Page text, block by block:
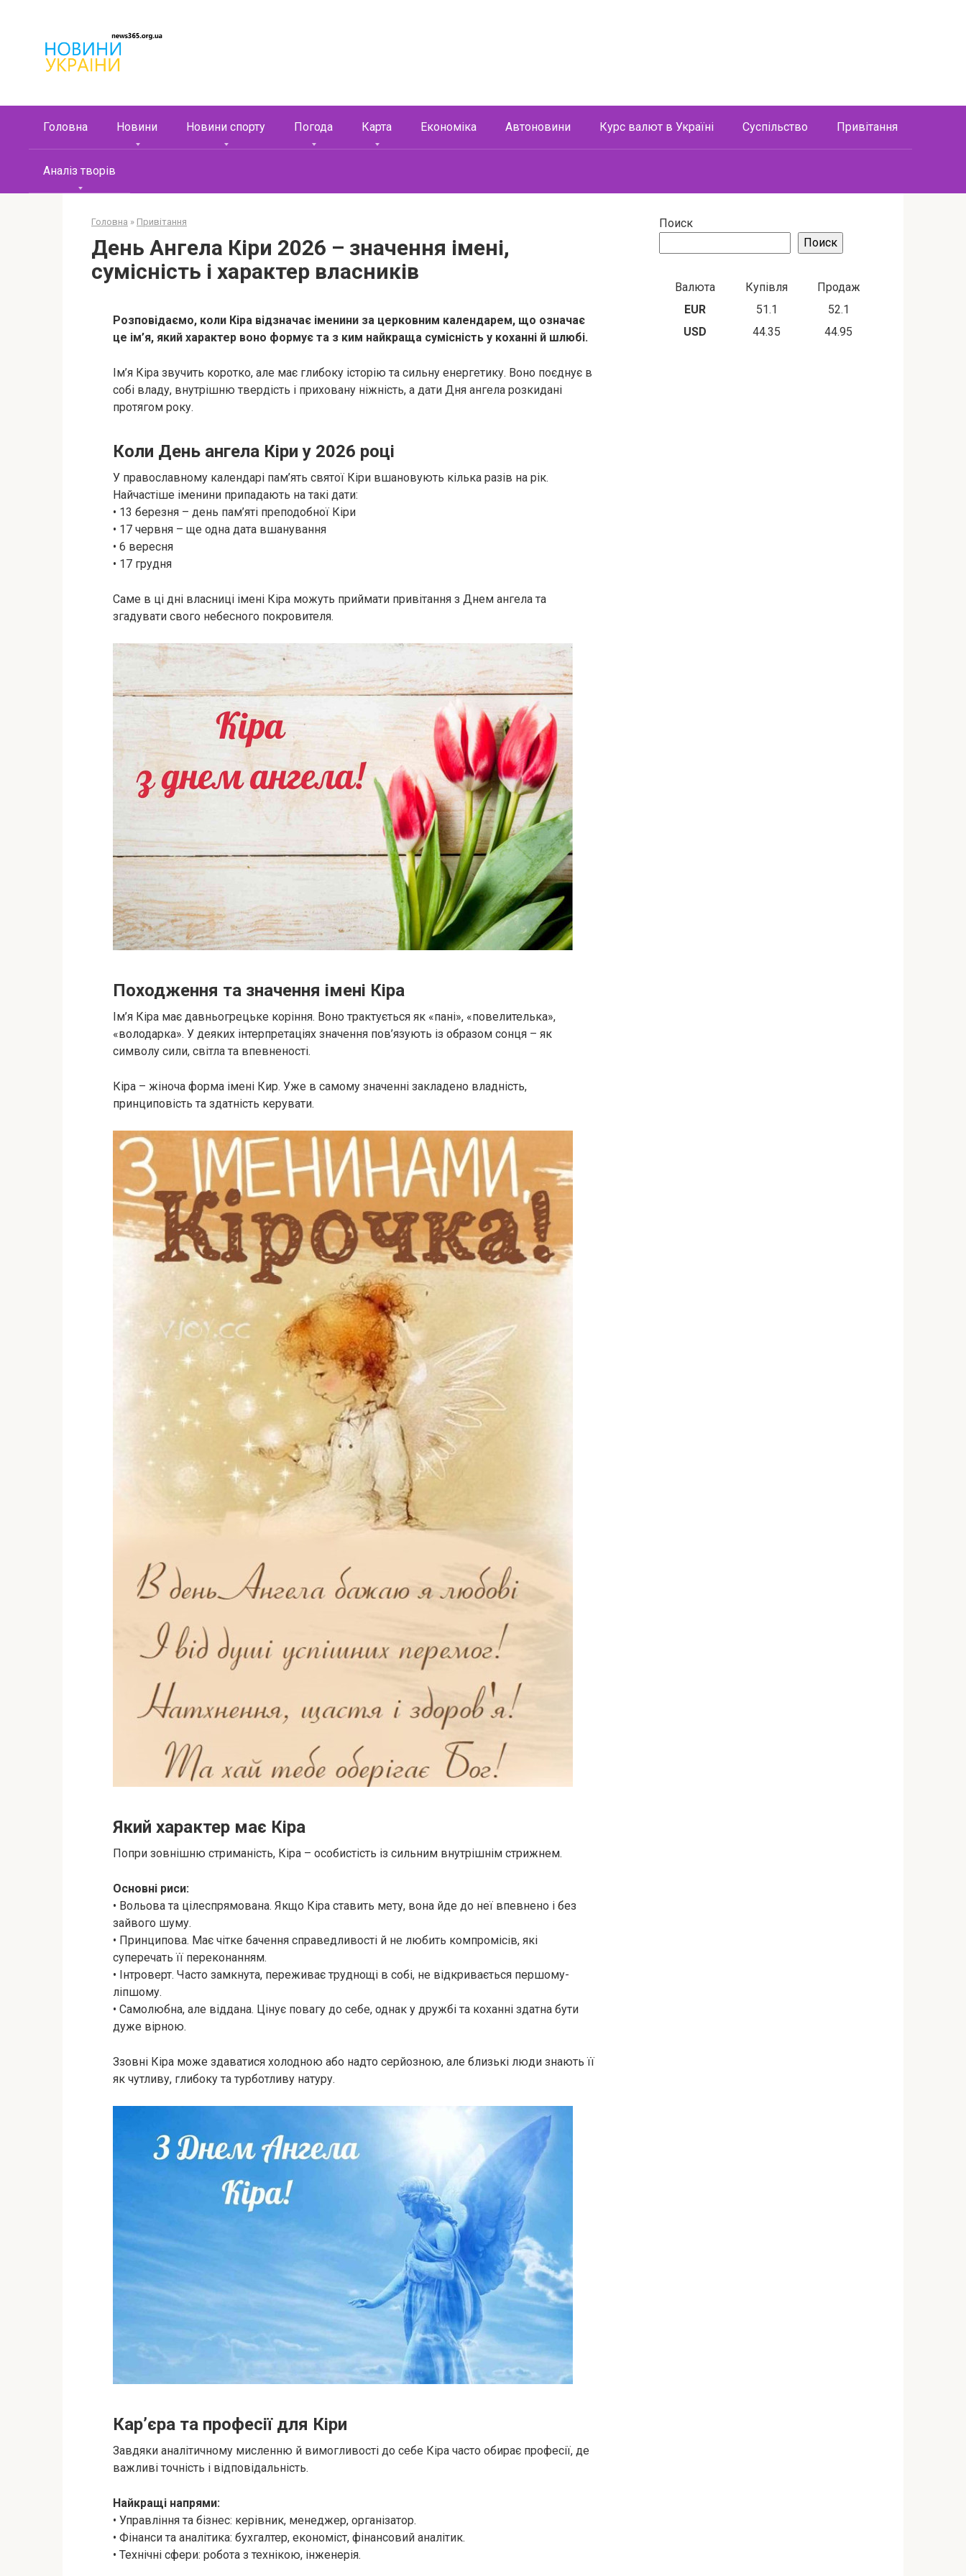
контенту
Головна Новини Новини спорту Погода Карта Економіка Автоновини Курс валют в Україні Суспільство Привітання
Аналіз творів
Головна » Привітання
День Ангела Кіри 2026 – значення імені,
сумісність і характер власників
Розповідаємо, коли Кіра відзначає іменини за церковним календарем, що означає
це ім’я, який характер воно формує та з ким найкраща сумісність у коханні й шлюбі.
Ім’я Кіра звучить коротко, але має глибоку історію та сильну енергетику. Воно поєднує в
собі владу, внутрішню твердість і приховану ніжність, а дати Дня ангела розкидані
протягом року.
Коли День ангела Кіри у 2026 році
У православному календарі пам’ять святої Кіри вшановують кілька разів на рік.
Найчастіше іменини припадають на такі дати:
• 13 березня – день пам’яті преподобної Кіри
• 17 червня – ще одна дата вшанування
• 6 вересня
• 17 грудня
Саме в ці дні власниці імені Кіра можуть приймати привітання з Днем ангела та
згадувати свого небесного покровителя.
Походження та значення імені Кіра
Ім’я Кіра має давньогрецьке коріння. Воно трактується як «пані», «повелителька»,
«володарка». У деяких інтерпретаціях значення пов’язують із образом сонця – як
символу сили, світла та впевненості.
Кіра – жіноча форма імені Кир. Уже в самому значенні закладено владність,
принциповість та здатність керувати.
Який характер має Кіра
Попри зовнішню стриманість, Кіра – особистість із сильним внутрішнім стрижнем.
Основні риси:
• Вольова та цілеспрямована. Якщо Кіра ставить мету, вона йде до неї впевнено і без
зайвого шуму.
• Принципова. Має чітке бачення справедливості й не любить компромісів, які
суперечать її переконанням.
• Інтроверт. Часто замкнута, переживає труднощі в собі, не відкривається першому-
ліпшому.
• Самолюбна, але віддана. Цінує повагу до себе, однак у дружбі та коханні здатна бути
дуже вірною.
Ззовні Кіра може здаватися холодною або надто серйозною, але близькі люди знають її
як чутливу, глибоку та турботливу натуру.
Кар’єра та професії для Кіри
Завдяки аналітичному мисленню й вимогливості до себе Кіра часто обирає професії, де
важливі точність і відповідальність.
Найкращі напрями:
• Управління та бізнес: керівник, менеджер, організатор.
• Фінанси та аналітика: бухгалтер, економіст, фінансовий аналітик.
• Технічні сфери: робота з технікою, інженерія.
Поиск
Поиск
Валюта Купівля
Продаж
EUR
51.1
52.1
USD
44.35 44.95